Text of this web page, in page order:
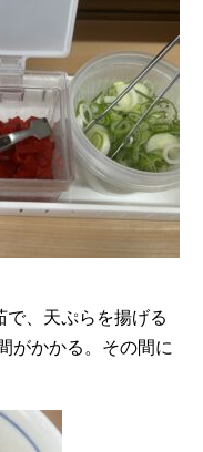
、天ぷらを揚げる
がかかる。その間に